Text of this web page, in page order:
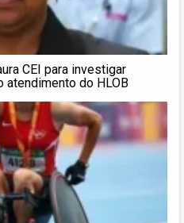
CEI para investigar
do HLOB